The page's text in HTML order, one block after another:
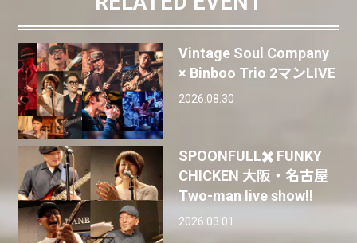
Vintage Soul Company
× Binboo Trio 2マンLIVE
2026.08.30
SPOONFULL✖️ FUNKY
CHICKEN 大阪・名古屋
Two-man live show‼︎
2026.03.01